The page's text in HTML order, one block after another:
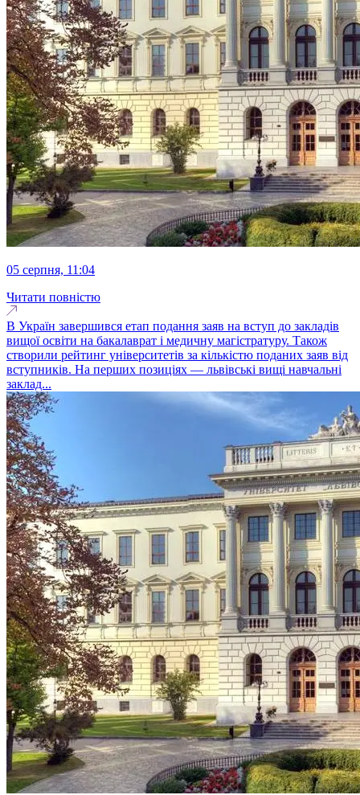
05 серпня, 11:04
Читати повністю
В Україн завершився етап подання заяв на вступ до закладів
вищої освіти на бакалаврат і медичну магістратуру. Також
створили рейтинг університетів за кількістю поданих заяв від
вступників. На перших позиціях — львівські вищі навчальні
заклад...